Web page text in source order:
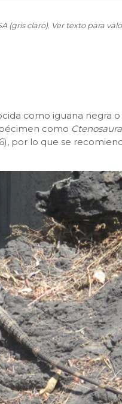
(gris claro). Ver texto para
como iguana negra
como
por lo que se